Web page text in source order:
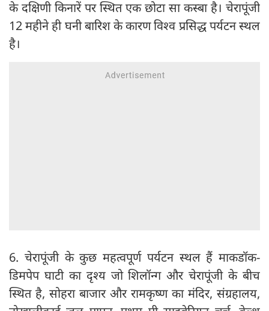
के दक्षिणी किनारें पर स्थित एक छोटा सा कस्‍बा है। चेरापूंजी
12 महीने ही घनी बारिश के कारण विश्व प्रसिद्ध पर्यटन स्थल
है।
6. चेरापूंजी के कुछ महत्‍वपूर्ण पर्यटन स्‍थल हैं माकडॉक-
डिमपेप घाटी का दृश्‍य जो शिलॉन्‍ग और चेरापूंजी के बीच
स्थित है, सोहरा बाजार और रामकृष्‍ण का मंदिर, संग्रहालय,